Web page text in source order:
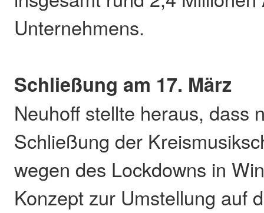
Unternehmens.
Schließung am 17. März
Neuhoff stellte heraus, dass
Schließung der
wegen des Lockdowns in
Konzept zur Umstellung auf